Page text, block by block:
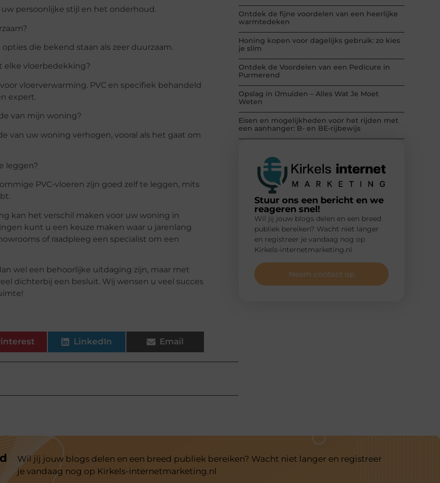
persoonlijke stijl en het onderhoud.
die bekend staan als zeer duurzaam.
elke vloerbedekking?
vloerverwarming. PVC en specifiek behandeld
expert.
van mijn woning?
van uw woning verhogen, vooral als het gaat om
leggen?
PVC-vloeren zijn goed zelf te leggen, mits
kan het verschil maken voor uw woning in
kunt u een keuze maken waar u jarenlang
of raadpleeg een specialist om een
wel een behoorlijke uitdaging zijn, maar met
dichterbij een besluit. Wij wensen u veel succes
LinkedIn Email
Ontdek de fijne voordelen van een heerlijke
warmtedeken
Honing kopen voor dagelijks gebruik: zo kies
je slim
Ontdek de Voordelen van een Pedicure in
Purmerend
Opslag in IJmuiden – Alles Wat Je Moet
Weten
Eisen en mogelijkheden voor het rijden met
een aanhanger: B- en BE-rijbewijs
Stuur ons een bericht en we
reageren snel!
Wil jij jouw blogs delen en een breed
publiek bereiken? Wacht niet langer
en registreer je vandaag nog op
Kirkels-internetmarketing.nl
Neem contact op
Wil jij jouw blogs delen en een breed publiek bereiken? Wacht niet langer en registreer
je vandaag nog op Kirkels-internetmarketing.nl